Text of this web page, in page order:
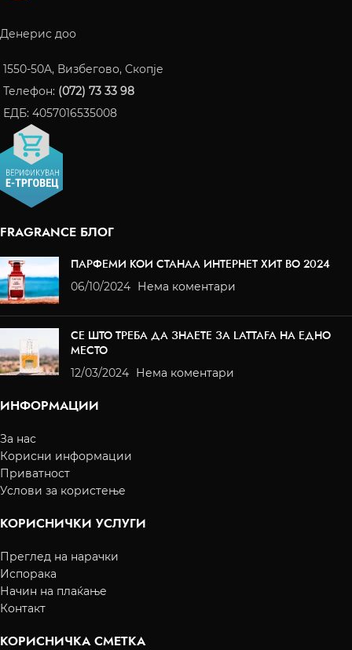
Денерис доо
1550-50A, Визбегово, Скопје
Телефон: (072) 73 33 98
ЕДБ: 4057016535008
FRAGRANCE БЛОГ
ПАРФЕМИ КОИ СТАНАА ИНТЕРНЕТ ХИТ ВО 2024
06/10/2024 Нема коментари
СЕ ШТО ТРЕБА ДА ЗНАЕТЕ ЗА LATTAFA НА ЕДНО
МЕСТО
12/03/2024 Нема коментари
ИНФОРМАЦИИ
За нас
Корисни информации
Приватност
Услови за користење
КОРИСНИЧКИ УСЛУГИ
Преглед на нарачки
Испорака
Начин на плаќање
Контакт
КОРИСНИЧКА СМЕТКА